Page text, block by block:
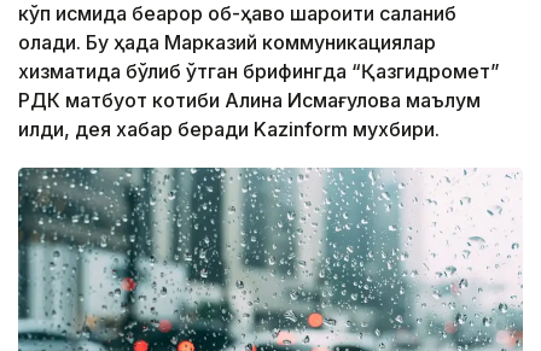
кўп қисмида беқарор об-ҳаво шароити сақланиб
қолади. Бу ҳақда Марказий коммуникациялар
хизматида бўлиб ўтган брифингда “Қазгидромет”
РДК матбуот котиби Алина Исмағулова маълум
қилди, дея хабар беради Kazinform мухбири.